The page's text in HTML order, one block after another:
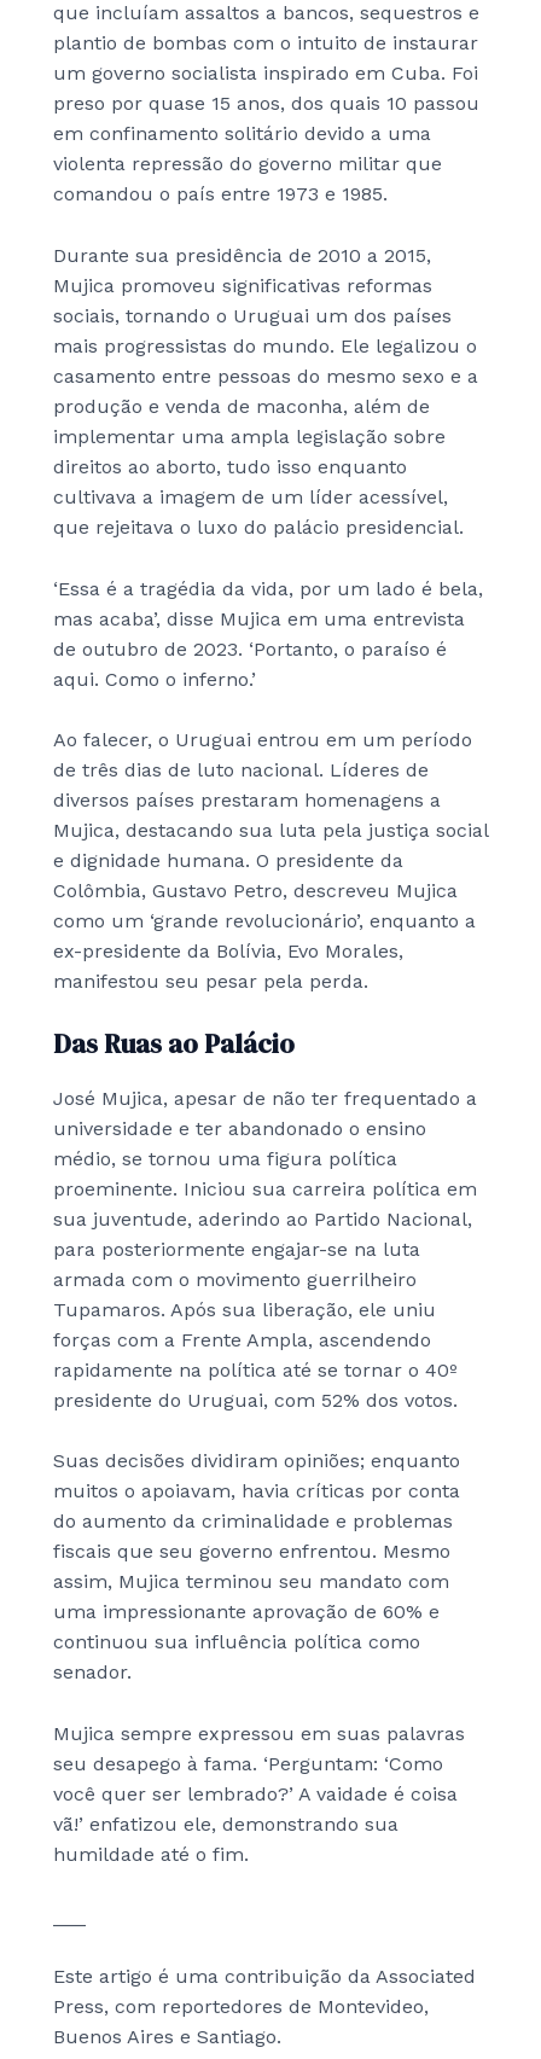
que incluíam assaltos a bancos, sequestros e
plantio de bombas com o intuito de instaurar
um governo socialista inspirado em Cuba. Foi
preso por quase 15 anos, dos quais 10 passou
em confinamento solitário devido a uma
violenta repressão do governo militar que
comandou o país entre 1973 e 1985.
Durante sua presidência de 2010 a 2015,
Mujica promoveu significativas reformas
sociais, tornando o Uruguai um dos países
mais progressistas do mundo. Ele legalizou o
casamento entre pessoas do mesmo sexo e a
produção e venda de maconha, além de
implementar uma ampla legislação sobre
direitos ao aborto, tudo isso enquanto
cultivava a imagem de um líder acessível,
que rejeitava o luxo do palácio presidencial.
‘Essa é a tragédia da vida, por um lado é bela,
mas acaba’, disse Mujica em uma entrevista
de outubro de 2023. ‘Portanto, o paraíso é
aqui. Como o inferno.’
Ao falecer, o Uruguai entrou em um período
de três dias de luto nacional. Líderes de
diversos países prestaram homenagens a
Mujica, destacando sua luta pela justiça social
e dignidade humana. O presidente da
Colômbia, Gustavo Petro, descreveu Mujica
como um ‘grande revolucionário’, enquanto a
ex-presidente da Bolívia, Evo Morales,
manifestou seu pesar pela perda.
Das Ruas ao Palácio
José Mujica, apesar de não ter frequentado a
universidade e ter abandonado o ensino
médio, se tornou uma figura política
proeminente. Iniciou sua carreira política em
sua juventude, aderindo ao Partido Nacional,
para posteriormente engajar-se na luta
armada com o movimento guerrilheiro
Tupamaros. Após sua liberação, ele uniu
forças com a Frente Ampla, ascendendo
rapidamente na política até se tornar o 40º
presidente do Uruguai, com 52% dos votos.
Suas decisões dividiram opiniões; enquanto
muitos o apoiavam, havia críticas por conta
do aumento da criminalidade e problemas
fiscais que seu governo enfrentou. Mesmo
assim, Mujica terminou seu mandato com
uma impressionante aprovação de 60% e
continuou sua influência política como
senador.
Mujica sempre expressou em suas palavras
seu desapego à fama. ‘Perguntam: ‘Como
você quer ser lembrado?’ A vaidade é coisa
vã!’ enfatizou ele, demonstrando sua
humildade até o fim.
Este artigo é uma contribuição da Associated
Press, com reportedores de Montevideo,
Buenos Aires e Santiago.